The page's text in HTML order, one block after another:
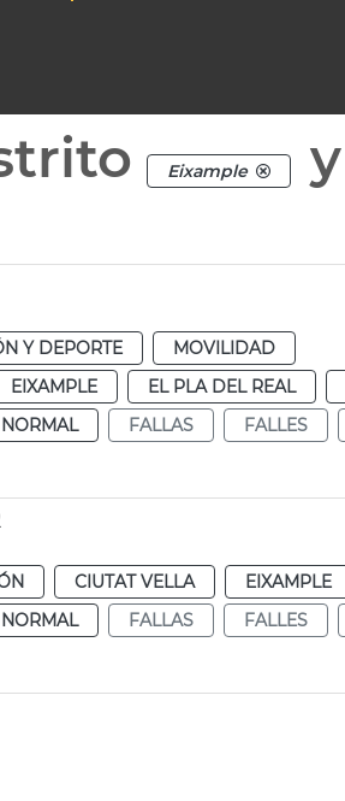
Eixample
y
Y DEPORTE
MOVILIDAD
EIXAMPLE EL PLA DEL REAL
NORMAL FALLAS FALLES
CIUTAT VELLA
EIXAMPLE
NORMAL FALLAS FALLES